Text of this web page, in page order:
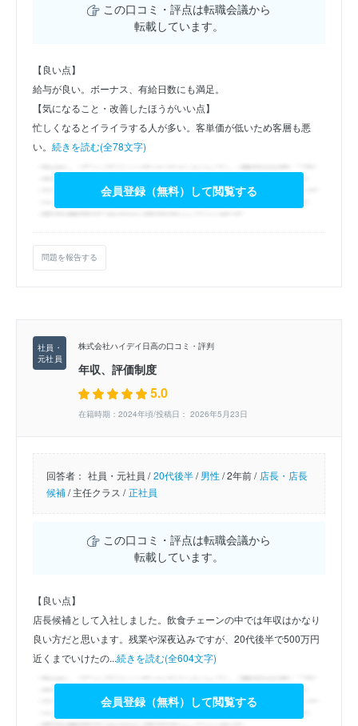
この口コミ・評点は転職会議から
転載しています。
【良い点】
給与が良い。ボーナス、有給日数にも満足。
【気になること・改善したほうがいい点】
忙しくなるとイライラする人が多い。客単価が低いため客層も悪
い。 続きを読む(全78文字)
会員登録（無料）して閲覧する
問題を報告する
株式会社ハイデイ日高の口コミ・評判
年収、評価制度
5.0
在籍時期：2024年頃/投稿日： 2026年5月23日
回答者： 社員・元社員 / 20代後半/男性/2年前 / 店長・店長
候補/主任クラス / 正社員
この口コミ・評点は転職会議から
転載しています。
【良い点】
店長候補として入社しました。飲食チェーンの中では年収はかなり
良い方だと思います。残業や深夜込みですが、20代後半で500万円
近くまでいけたの...続きを読む(全604文字)
会員登録（無料）して閲覧する